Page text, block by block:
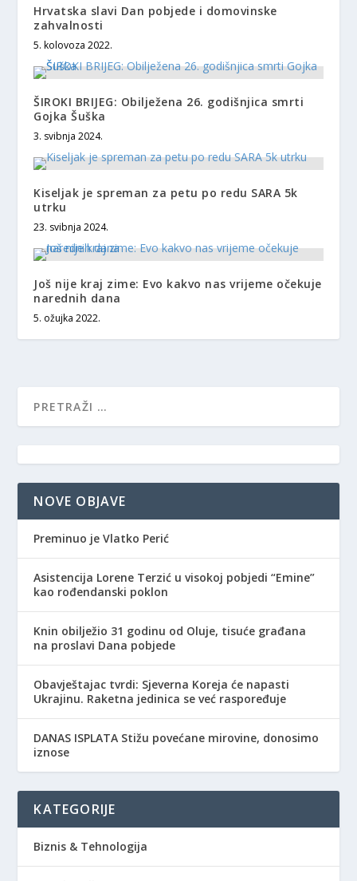
Hrvatska slavi Dan pobjede i domovinske
zahvalnosti
5. kolovoza 2022.
ŠIROKI BRIJEG: Obilježena 26. godišnjica smrti
Gojka Šuška
3. svibnja 2024.
Kiseljak je spreman za petu po redu SARA 5k
utrku
23. svibnja 2024.
Još nije kraj zime: Evo kakvo nas vrijeme očekuje
narednih dana
5. ožujka 2022.
NOVE OBJAVE
Preminuo je Vlatko Perić
Asistencija Lorene Terzić u visokoj pobjedi “Emine”
kao rođendanski poklon
Knin obilježio 31 godinu od Oluje, tisuće građana
na proslavi Dana pobjede
Obavještajac tvrdi: Sjeverna Koreja će napasti
Ukrajinu. Raketna jedinica se već raspoređuje
DANAS ISPLATA Stižu povećane mirovine, donosimo
iznose
KATEGORIJE
Biznis & Tehnologija